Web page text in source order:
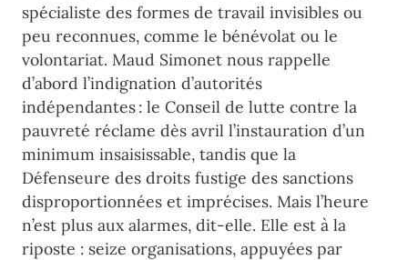
spécialiste des formes de travail invisibles ou
peu reconnues, comme le bénévolat ou le
volontariat. Maud Simonet nous rappelle
d’abord l’indignation d’autorités
indépendantes : le Conseil de lutte contre la
pauvreté réclame dès avril l’instauration d’un
minimum insaisissable, tandis que la
Défenseure des droits fustige des sanctions
disproportionnées et imprécises. Mais l’heure
n’est plus aux alarmes, dit-elle. Elle est à la
riposte : seize organisations, appuyées par